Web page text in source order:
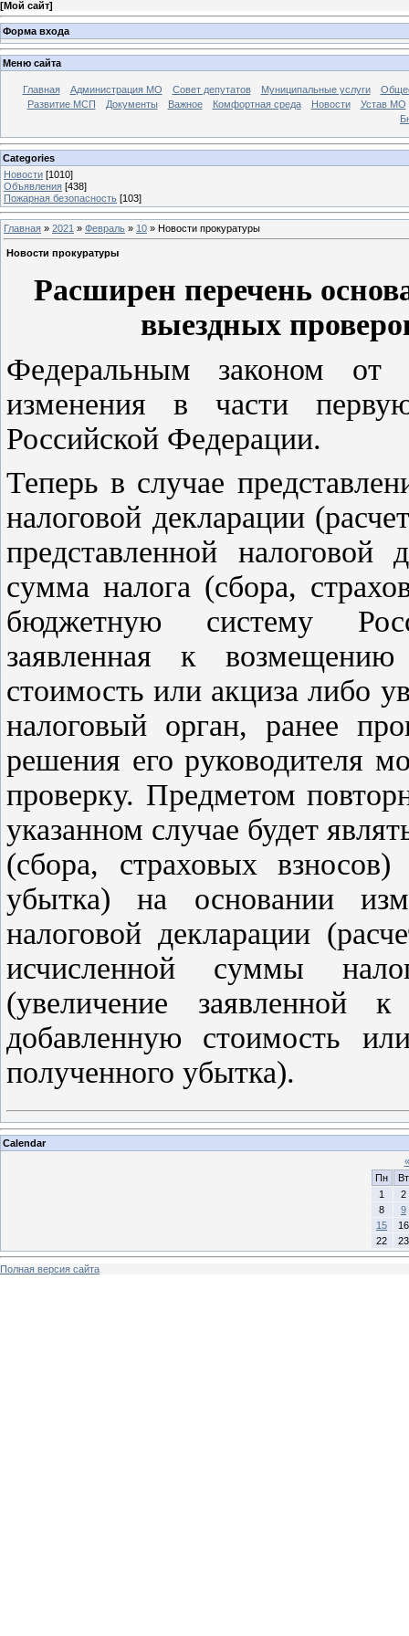
[Мой сайт]
Форма входа
Меню сайта
Главная Администрация МО Совет депутатов Муниципальные услуги
Развитие МСП
Документы Важное Комфортная среда Новости
Устав МО
Categories
Новости [1010]
Объявления [438]
Пожарная безопасность [103]
Главная » 2021 » Февраль » 10 » Новости прокуратуры
Новости прокуратуры
Расширен перечень
выездных
Федеральным законом
изменения в части
Российской Федерации.
Теперь в случае
налоговой декларации
представленной налоговой
сумма налога (сбора,
бюджетную систему
заявленная к
стоимость или акциза либо
налоговый орган, ранее
решения его руководителя
проверку. Предметом
указанном случае будет
(сбора, страховых
убытка) на основании
налоговой декларации
исчисленной суммы
(увеличение
добавленную стоимость
полученного убытка).
Calendar
«
Пн
Вт
1
2
8
9
15
16
22
23
Полная версия сайта